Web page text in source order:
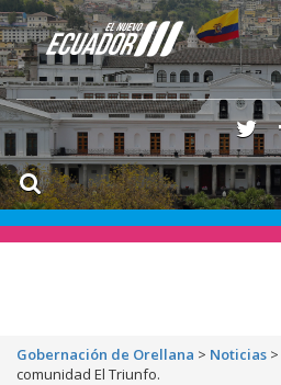
Gobernación de Orellana > Noticias >
comunidad El Triunfo.